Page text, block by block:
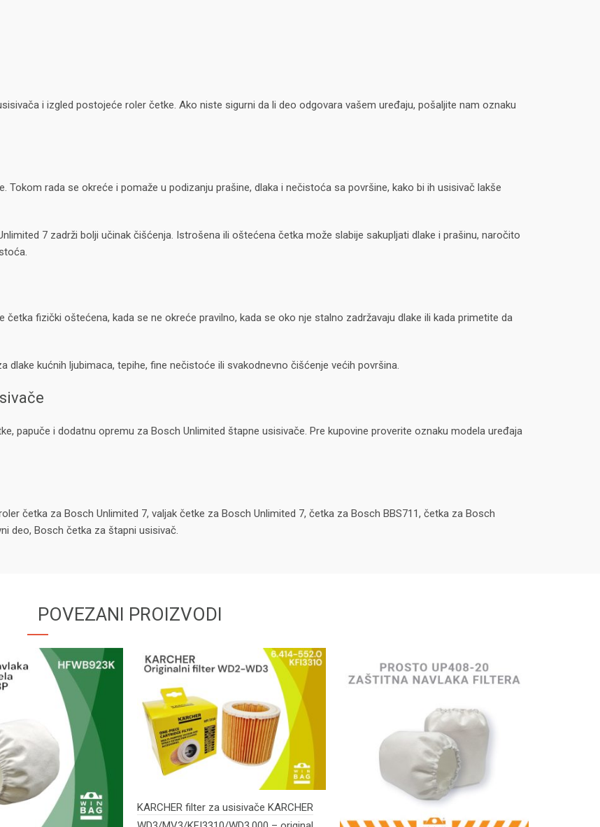
i izgled postojeće roler četke. Ako niste sigurni da li deo odgovara vašem uređaju, pošaljite nam oznaku
Tokom rada se okreće i pomaže u podizanju prašine, dlaka i nečistoća sa površine, kako bi ih usisivač lakše
7 zadrži bolji učinak čišćenja. Istrošena ili oštećena četka može slabije sakupljati dlake i prašinu, naročito
fizički oštećena, kada se ne okreće pravilno, kada se oko nje stalno zadržavaju dlake ili kada primetite da
kućnih ljubimaca, tepihe, fine nečistoće ili svakodnevno čišćenje većih površina.
papuče i dodatnu opremu za Bosch Unlimited štapne usisivače. Pre kupovine proverite oznaku modela uređaja
četka za Bosch Unlimited 7, valjak četke za Bosch Unlimited 7, četka za Bosch BBS711, četka za Bosch
deo, Bosch četka za štapni usisivač.
POVEZANI PROIZVODI
KARCHER filter za usisivače KARCHER